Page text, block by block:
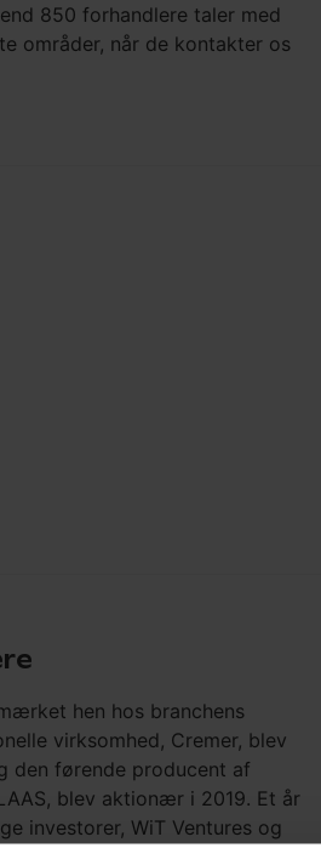
850 forhandlere taler med
områder, når de kontakter os
hen hos branchens
virksomhed, Cremer, blev
den førende producent af
blev aktionær i 2019. Et år
investorer, WiT Ventures og